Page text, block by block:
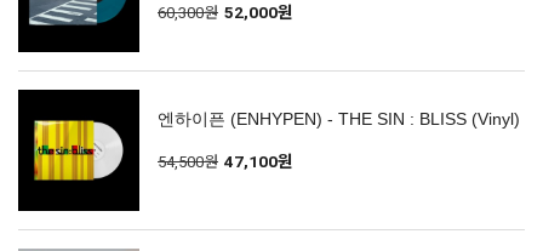
60,300원 52,000원
엔하이픈 (ENHYPEN) - THE SIN : BLISS (Vinyl)
54,500원 47,100원